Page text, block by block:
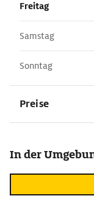
Freitag
Samstag
Sonntag
Preise
In der